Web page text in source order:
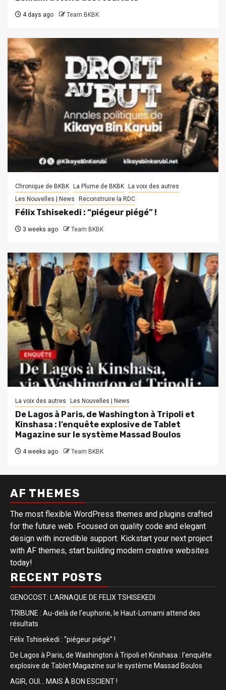
4 days ago Team BKBK
Chronique de BKBK La Plume de BKBK
La voix des autres
Les Nouvelles | News
Reconstruire la RDC
Félix Tshisekedi : “piégeur piégé” !
3 weeks ago Team BKBK
La voix des autres Les Nouvelles | News
De Lagos à Paris, de Washington à Tripoli et
Kinshasa : l’enquête explosive de Tablet
Magazine sur le système Massad Boulos
4 weeks ago Team BKBK
AF THEMES
The most flexible WordPress themes and plugins crafted
for the future web. Focused on quality code and elegant
design with incredible support. Kickstart your next project
with AF themes, start building modern creative websites
today!
RECENT POSTS
GENOCOST: L’ARNAQUE DE FELIX TSHISEKEDI
TRIBUNE : Au-delà de l’euphorie, le Haut-Lomami attend des
résultats
Félix Tshisekedi : “piégeur piégé” !
De Lagos à Paris, de Washington à Tripoli et Kinshasa : l’enquête
explosive de Tablet Magazine sur le système Massad Boulos
AGIR, OUI… MAIS À BON ESCIENT !